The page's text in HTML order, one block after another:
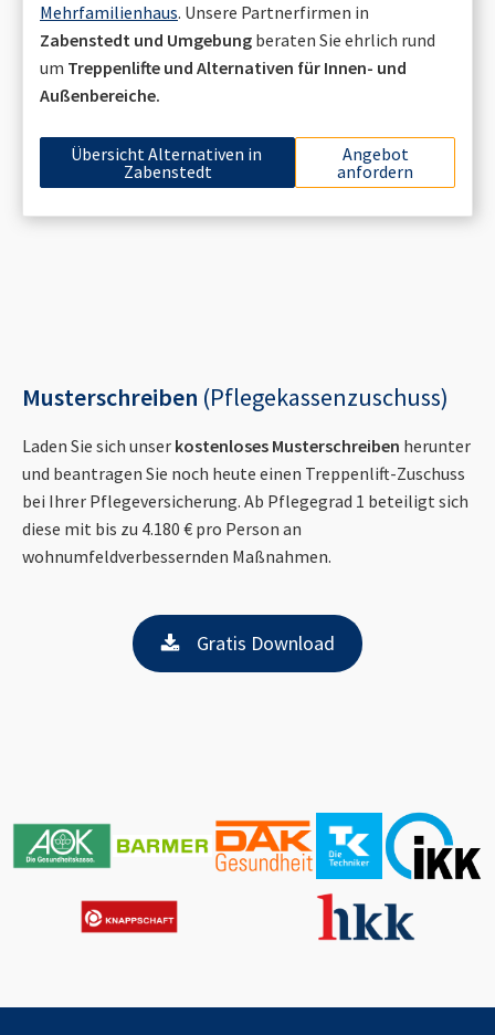
Mehrfamilienhaus. Unsere Partnerfirmen in
Zabenstedt und Umgebung beraten Sie ehrlich rund
um Treppenlifte und Alternativen für Innen- und
Außenbereiche.
Übersicht Alternativen in
Zabenstedt
Angebot
anfordern
Musterschreiben (Pflegekassenzuschuss)
Laden Sie sich unser kostenloses Musterschreiben herunter
und beantragen Sie noch heute einen Treppenlift-Zuschuss
bei Ihrer Pflegeversicherung. Ab Pflegegrad 1 beteiligt sich
diese mit bis zu 4.180 € pro Person an
wohnumfeldverbessernden Maßnahmen.
Gratis Download